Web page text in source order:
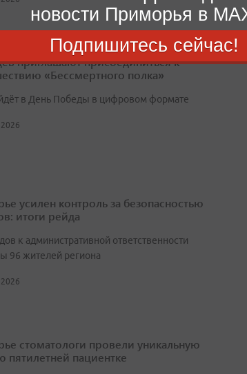
приглашают присоединиться к
«Бессмертного полка»
в День Победы в цифровом формате
усилен контроль за безопасностью
итоги рейда
к административной ответственности
96 жителей региона
стоматологи провели уникальную
пятилетней пациентке
новости Приморья в
Подпишитесь сейчас!